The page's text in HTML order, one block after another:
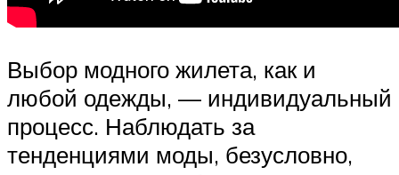
Выбор модного жилета, как и
любой одежды, — индивидуальный
процесс. Наблюдать за
тенденциями моды, безусловно,